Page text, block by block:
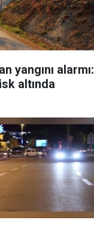
yangını alarmı:
altında